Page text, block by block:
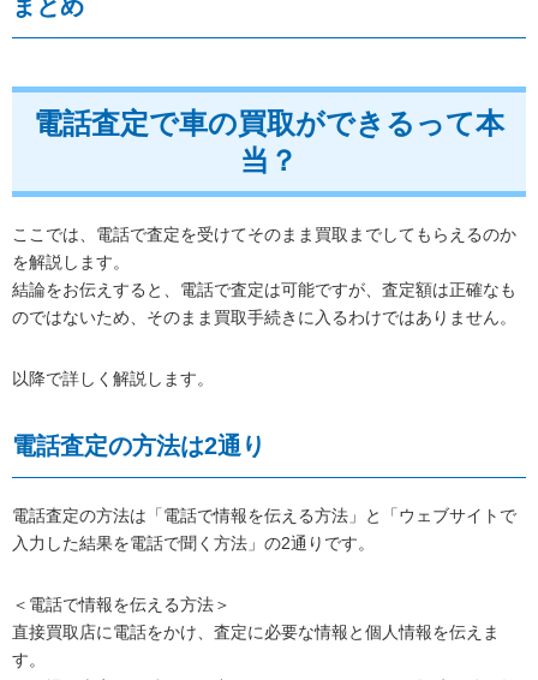
まとめ
電話査定で車の買取ができるって本
当？
ここでは、電話で査定を受けてそのまま買取までしてもらえるのか
を解説します。
結論をお伝えすると、電話で査定は可能ですが、査定額は正確なも
のではないため、そのまま買取手続きに入るわけではありません。
以降で詳しく解説します。
電話査定の方法は2通り
電話査定の方法は「電話で情報を伝える方法」と「ウェブサイトで
入力した結果を電話で聞く方法」の2通りです。
＜電話で情報を伝える方法＞
直接買取店に電話をかけ、査定に必要な情報と個人情報を伝えま
す。